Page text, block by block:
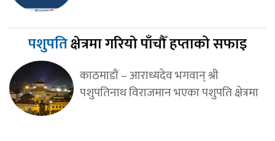
पशुपतिक्षेत्रमा गरियो पाँचौँ हप्ताको सफाइ
काठमाडौं – आराध्यदेव भगवान् श्री
पशुपतिनाथ विराजमान भएका पशुपति क्षेत्रमा